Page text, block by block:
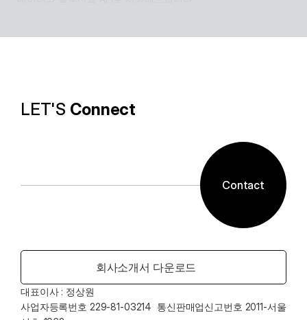
LET'S Connect
Contact
회사소개서 다운로드
대표이사 : 정상원
사업자등록번호 229-81-03214  통신판매업신고번호 2011-서울